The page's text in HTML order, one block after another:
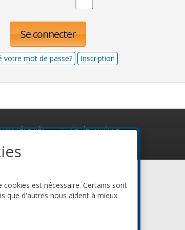
Se connecter
votre mot de passe? Inscription
réservés. Code de conduite
est nécessaire. Certains sont
que d'autres nous aident à mieux